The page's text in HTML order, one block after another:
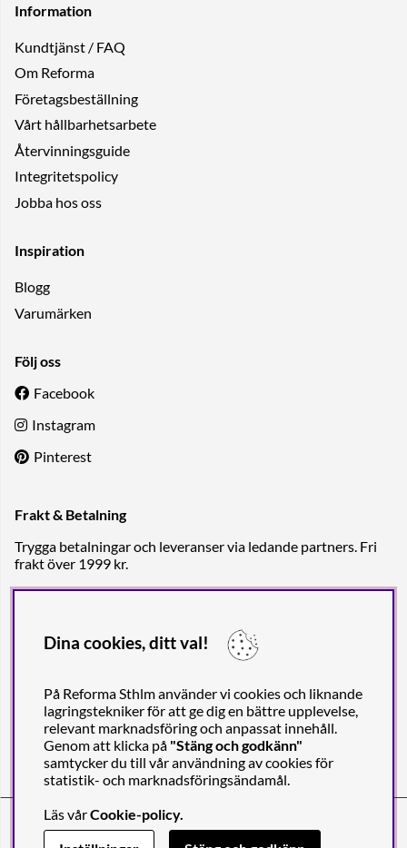
Information
Kundtjänst / FAQ
Om Reforma
Företagsbeställning
Vårt hållbarhetsarbete
Återvinningsguide
Integritetspolicy
Jobba hos oss
Inspiration
Blogg
Varumärken
Följ oss
Facebook
Instagram
Pinterest
Frakt & Betalning
Trygga betalningar och leveranser via ledande partners. Fri
frakt över 1999 kr.
Reforma Sthlm AB (org. no. 556849-2606)
Engelbrektsgatan 29
(Note! Postal address only), SE-114 32
Dina cookies, ditt val!
På Reforma Sthlm använder vi cookies och liknande
lagringstekniker för att ge dig en bättre upplevelse,
relevant marknadsföring och anpassat innehåll.
Genom att klicka på "Stäng och godkänn"
samtycker du till vår användning av cookies för
statistik- och marknadsföringsändamål.
Läs vårCookie-policy.